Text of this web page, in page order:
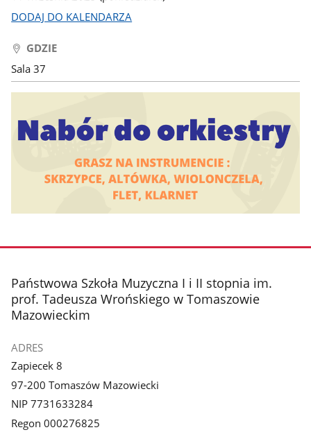
DODAJ DO KALENDARZA
GDZIE
Sala 37
stopka
Państwowa Szkoła Muzyczna I i II stopnia im.
prof. Tadeusza Wrońskiego w Tomaszowie
Mazowieckim
ADRES
Zapiecek 8
97-200 Tomaszów Mazowiecki
NIP 7731633284
Regon 000276825